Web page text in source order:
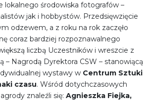
lokalnego środowiska fotografów –
jak i hobbystów. Przedsięwzięcie
odzewem, a z roku na rok zaczęło
coraz bardziej rozpoznawalnego
liczbą Uczestników i wreszcie z
– Nagrodą Dyrektora CSW – stanowiącą
wystawy w Centrum Sztuki
czasu. Wśród dotychczasowych
znaleźli się: Agnieszka Fiejka,